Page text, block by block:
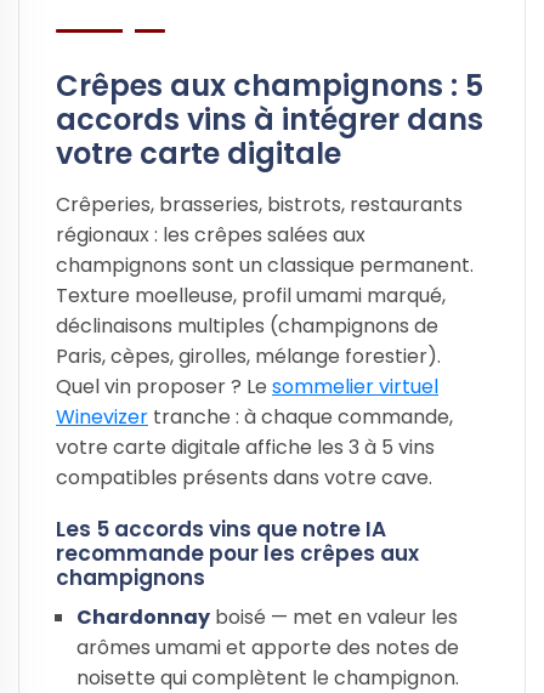
Crêpes aux champignons : 5
accords vins à intégrer dans
votre carte digitale
Crêperies, brasseries, bistrots, restaurants
régionaux : les crêpes salées aux
champignons sont un classique permanent.
Texture moelleuse, profil umami marqué,
déclinaisons multiples (champignons de
Paris, cèpes, girolles, mélange forestier).
Quel vin proposer ? Le sommelier virtuel
Winevizer tranche : à chaque commande,
votre carte digitale affiche les 3 à 5 vins
compatibles présents dans votre cave.
Les 5 accords vins que notre IA
recommande pour les crêpes aux
champignons
Chardonnay boisé — met en valeur les
arômes umami et apporte des notes de
noisette qui complètent le champignon.